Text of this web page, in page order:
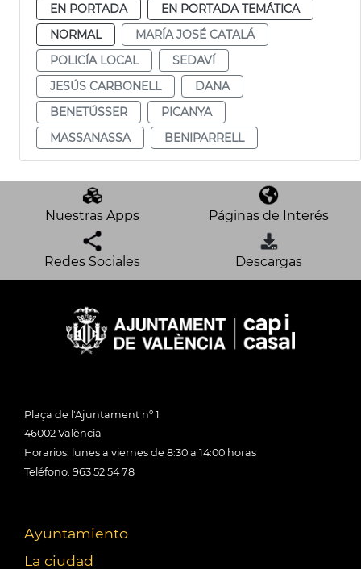
EN PORTADA
EN PORTADA TEMÁTICA
NORMAL
MARÍA JOSÉ CATALÁ
POLICÍA LOCAL
SEDAVÍ
JESÚS CARBONELL
DANA
BENETÚSSER
PICANYA
MASSANASSA
BENIPARRELL
Nuestras Apps Páginas de Interés
Redes Sociales Descargas
Plaça de l'Ajuntament nº 1
46002 València
Horarios: lunes a viernes de 8:30 a 14:00 horas
Teléfono: 963 52 54 78
Ayuntamiento
La ciudad